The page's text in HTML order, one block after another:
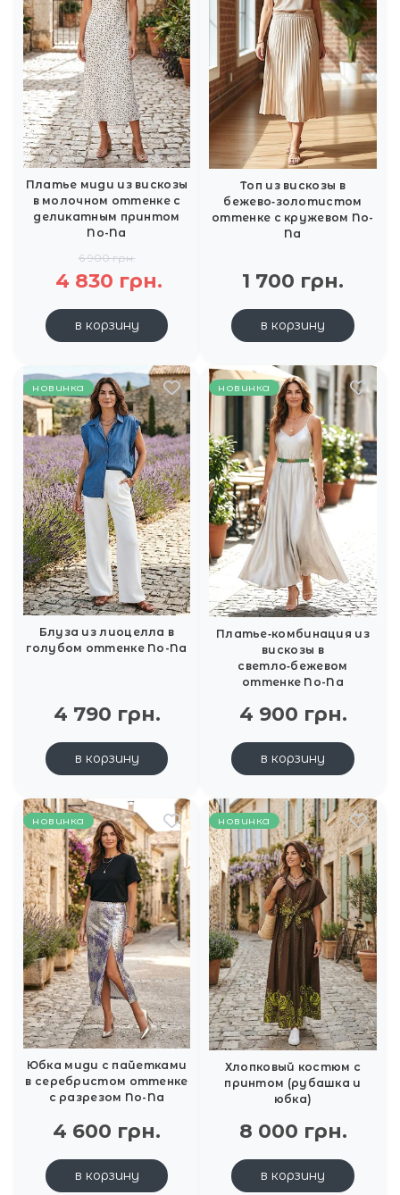
Платье миди из вискозы
в молочном оттенке с
деликатным принтом
No-Na
6 900 грн.
4 830 грн.
в корзину
Топ из вискозы в
бежево‑золотистом
оттенке с кружевом No-
Na
1 700 грн.
в корзину
новинка
Блуза из лиоцелла в
голубом оттенке No-Na
4 790 грн.
в корзину
новинка
Платье‑комбинация из
вискозы в
светло‑бежевом
оттенке No-Na
4 900 грн.
в корзину
новинка
Юбка миди с пайетками
в серебристом оттенке
с разрезом No-Na
4 600 грн.
в корзину
новинка
Хлопковый костюм с
принтом (рубашка и
юбка)
8 000 грн.
в корзину